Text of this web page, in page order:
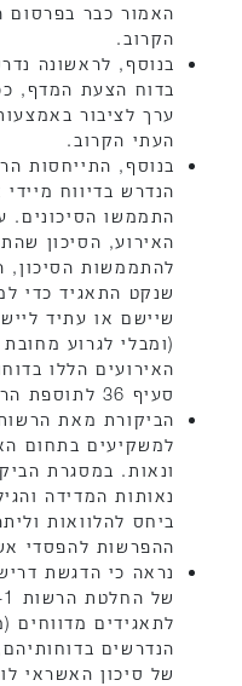
האמור כבר בפרסום
הקרוב.
בנוסף, לראשונה
בדוח הצעת המדף,
ערך לציבור
העתי הקרוב.
בנוסף, התייחסות
הנדרש בדיווח
התממשו הסיכונים.
האירוע, הסיכון
להתממשות הסיכון,
שנקט התאגיד כדי
שיישם או עתיד
(ומבלי לגרוע
האירועים הללו
סעיף 36 לתוספת הראשונה).
הביקורת מאת הרשות
למשקיעים בתחום
ונאות. במסגרת
נאותות המדידה
ביחס להלוואות
ההפרשות להפסדי
נראה כי הדגשת
הנדרשים
של סיכון האשראי